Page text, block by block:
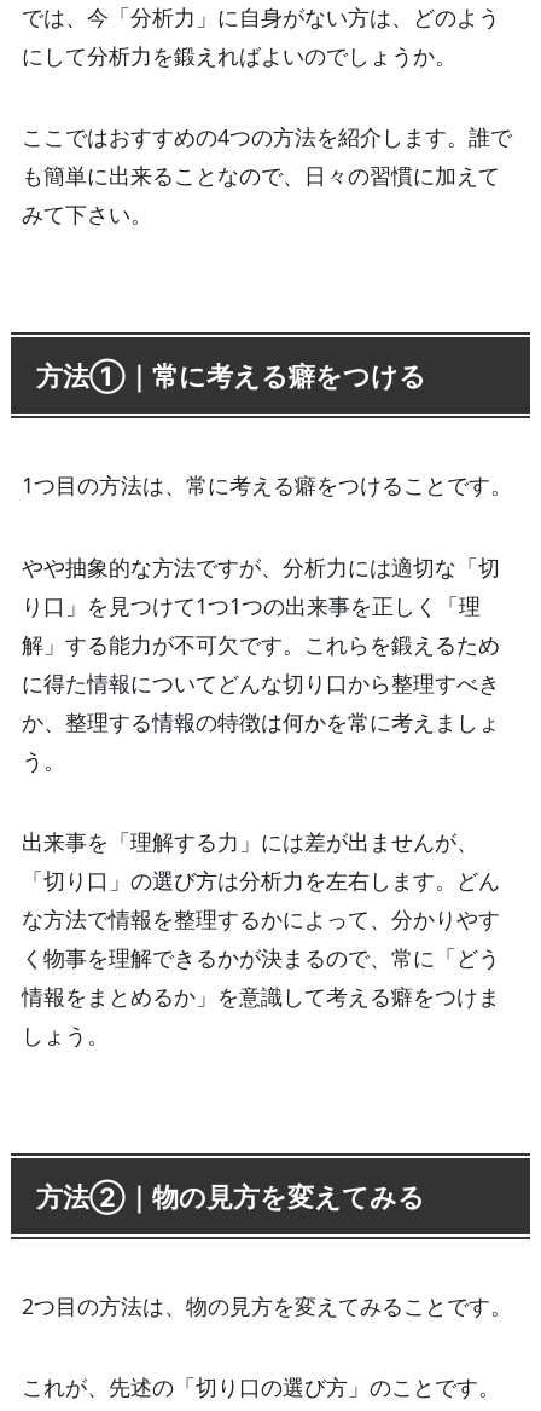
では、今「分析力」に自身がない方は、どのよう
にして分析力を鍛えればよいのでしょうか。
ここではおすすめの4つの方法を紹介します。誰で
も簡単に出来ることなので、日々の習慣に加えて
みて下さい。
方法①｜常に考える癖をつける
1つ目の方法は、常に考える癖をつけることです。
やや抽象的な方法ですが、分析力には適切な「切
り口」を見つけて1つ1つの出来事を正しく「理
解」する能力が不可欠です。これらを鍛えるため
に得た情報についてどんな切り口から整理すべき
か、整理する情報の特徴は何かを常に考えましょ
う。
出来事を「理解する力」には差が出ませんが、
「切り口」の選び方は分析力を左右します。どん
な方法で情報を整理するかによって、分かりやす
く物事を理解できるかが決まるので、常に「どう
情報をまとめるか」を意識して考える癖をつけま
しょう。
方法②｜物の見方を変えてみる
2つ目の方法は、物の見方を変えてみることです。
これが、先述の「切り口の選び方」のことです。